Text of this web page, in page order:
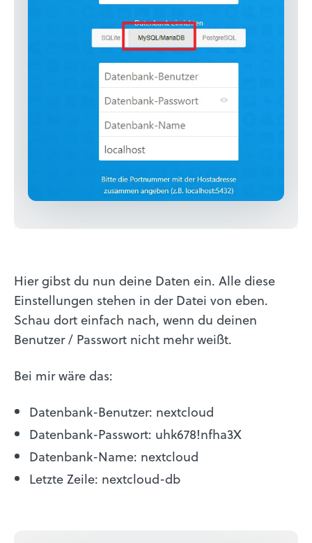
Hier gibst du nun deine Daten ein. Alle diese
Einstellungen stehen in der Datei von eben.
Schau dort einfach nach, wenn du deinen
Benutzer / Passwort nicht mehr weißt.
Bei mir wäre das:
Datenbank-Benutzer: nextcloud
Datenbank-Passwort: uhk678!nfha3X
Datenbank-Name: nextcloud
Letzte Zeile: nextcloud-db